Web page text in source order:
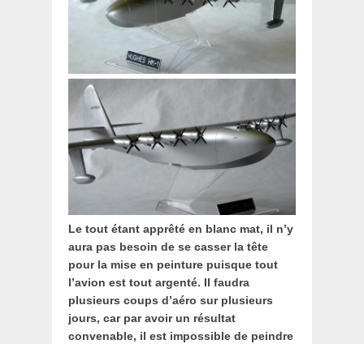
Le tout étant apprêté en blanc mat, il n’y
aura pas besoin de se casser la tête
pour la mise en peinture puisque tout
l’avion est tout argenté. Il faudra
plusieurs coups d’aéro sur plusieurs
jours, car par avoir un résultat
convenable, il est impossible de peindre